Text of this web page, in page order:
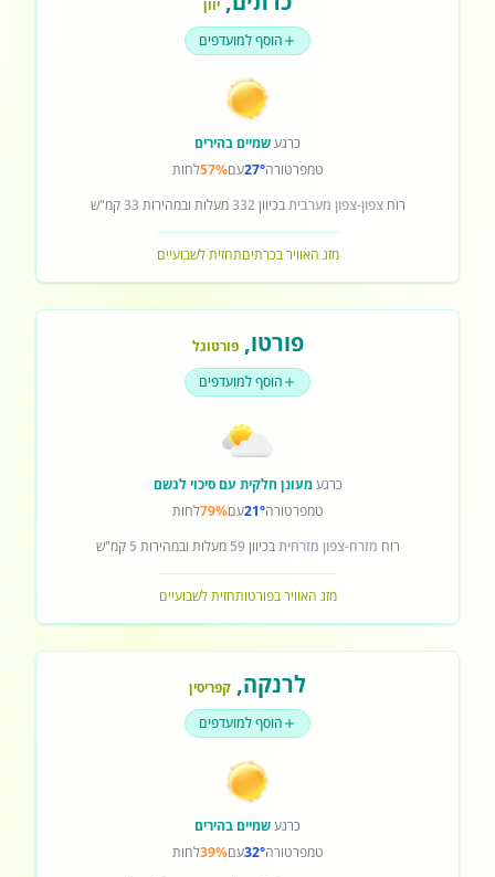
יוון
הוסף למועדפים
כרגעשמיים בהירים
טמפרטורה27°עם57%לחות
רוחצפון-צפון מערביתבכיוון332מעלות ובמהירות 33קמ"ש
מזג האוויר בכרתיםתחזית לשבועיים
פורטו,פורטוגל
הוסף למועדפים
כרגעמעונן חלקית עם סיכוי לגשם
טמפרטורה21°עם79%לחות
רוח מזרח-צפון מזרחיתבכיוון59 מעלות ובמהירות 5 קמ"ש
מזג האוויר בפורטותחזית לשבועיים
לרנקה, קפריסין
הוסף למועדפים
כרגעשמיים בהירים
טמפרטורה32°עם39%לחות